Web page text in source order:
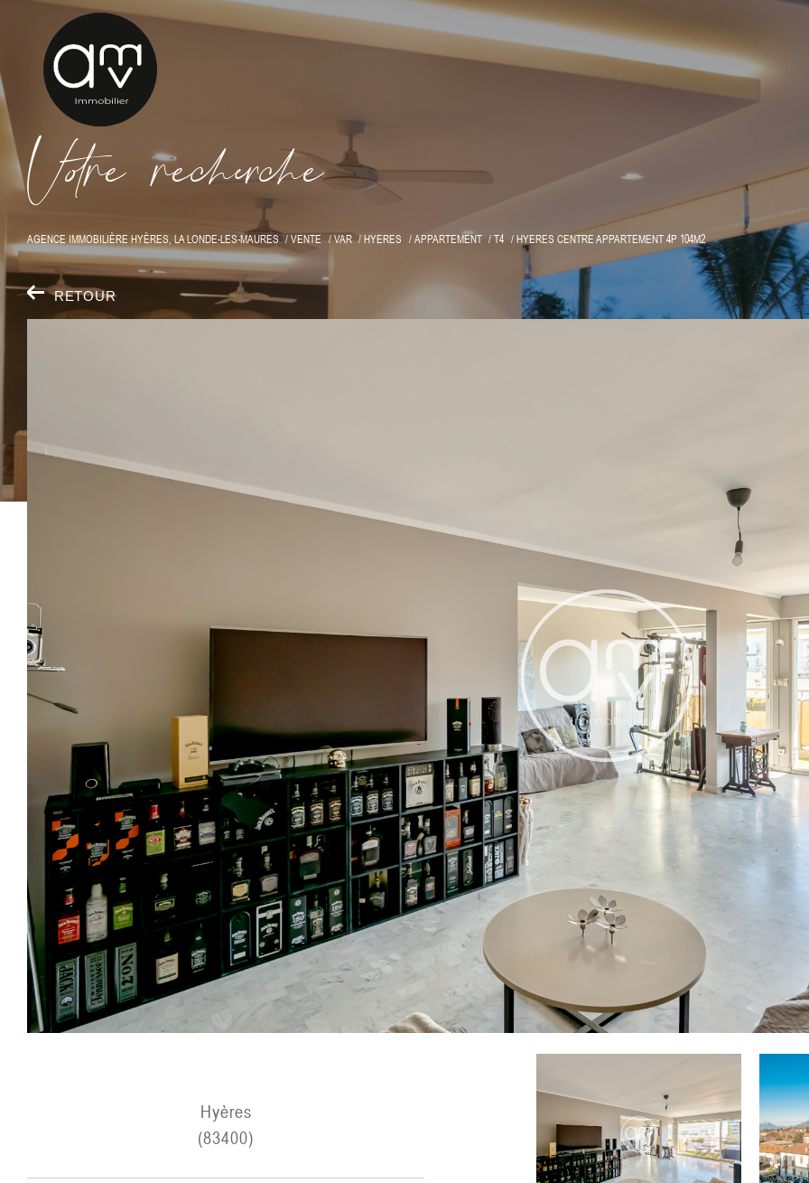
Vore recece
AGENCE IMMOBILIÈRE HYÈRES, LA LONDE-LES-MAURES VENTE VAR HYERES APPARTEMENT T4 HYERES CENTRE APPARTEMENT 4P 104M2
RETOUR
Hyères
(83400)